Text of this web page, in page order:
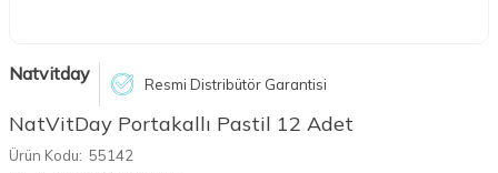
Natvitday Resmi Distribütör Garantisi
NatVitDay Portakallı Pastil 12 Adet
Ürün Kodu: 55142